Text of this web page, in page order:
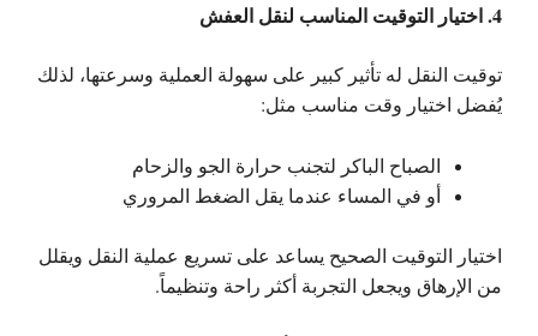
4. اختيار التوقيت المناسب لنقل العفش
توقيت النقل له تأثير كبير على سهولة العملية وسرعتها، لذلك
يُفضل اختيار وقت مناسب مثل:
الصباح الباكر لتجنب حرارة الجو والزحام
أو في المساء عندما يقل الضغط المروري
اختيار التوقيت الصحيح يساعد على تسريع عملية النقل ويقلل
من الإرهاق ويجعل التجربة أكثر راحة وتنظيماً.